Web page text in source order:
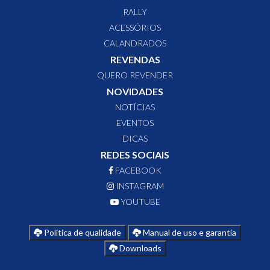
RALLY
ACESSÓRIOS
CALANDRADOS
REVENDAS
QUERO REVENDER
NOVIDADES
NOTÍCIAS
EVENTOS
DICAS
REDES SOCIAIS
FACEBOOK
INSTAGRAM
YOUTUBE
Política de qualidade
Manual de uso e garantia
Downloads